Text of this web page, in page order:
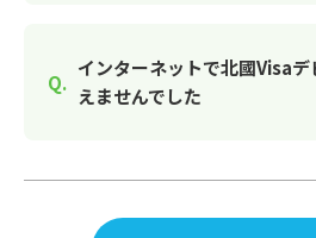
インターネットで北國Visa
えませんでした